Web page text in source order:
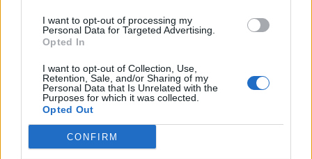
I want to opt-out of processing my
Personal Data for Targeted Advertising.
Opted In
I want to opt-out of Collection, Use,
Retention, Sale, and/or Sharing of my
Personal Data that Is Unrelated with the
Purposes for which it was collected.
Opted Out
CONFIRM
Colheita de sangue regressa ao
Hospital Sousa Martins durante o mês